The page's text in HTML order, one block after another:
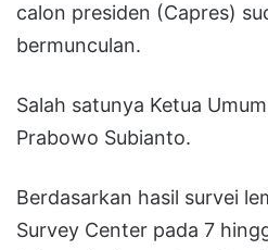
calon presiden (Capres)
bermunculan.
Salah satunya Ketua
Prabowo Subianto.
Berdasarkan hasil survei
Survey Center pada 7